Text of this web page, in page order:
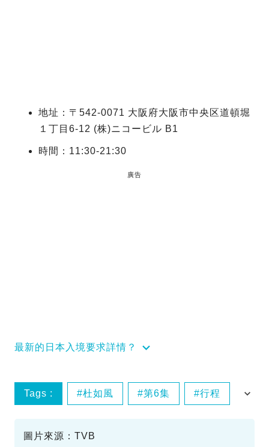
地址：〒542-0071 大阪府大阪市中央区道頓堀
１丁目6-12 (株)ニコービル B1
時間：11:30-21:30
廣告
最新的日本入境要求詳情？
Tags : 杜如風 第6集 行程
圖片來源：TVB